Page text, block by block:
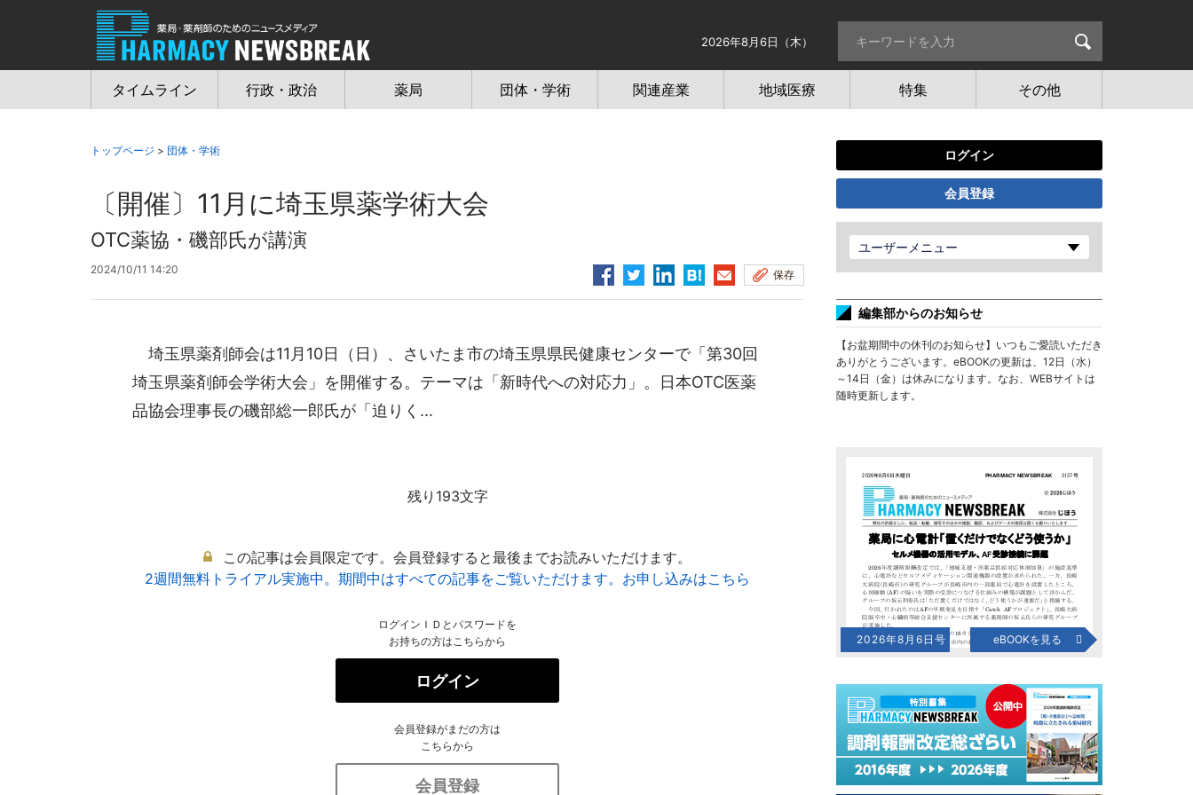
2026年8月6日（木）
タイムライン 行政・政治 薬局 団体・学術 関連産業 地域医療 特集 その他
トップページ > 団体・学術
〔開催〕11月に埼玉県薬学術大会
OTC薬協・磯部氏が講演
2024/10/11 14:20 保存
埼玉県薬剤師会は11月10日（日）、さいたま市の埼玉県県民健康センターで「第30回
埼玉県薬剤師会学術大会」を開催する。テーマは「新時代への対応力」。日本OTC医薬
品協会理事長の磯部総一郎氏が「迫りく...
残り193文字
この記事は会員限定です。会員登録すると最後までお読みいただけます。
2週間無料トライアル実施中。期間中はすべての記事をご覧いただけます。お申し込みはこちら
ログインＩＤとパスワードを
お持ちの方はこちらから
ログイン
会員登録がまだの方は
こちらから
会員登録
ログイン
会員登録
ユーザーメニュー
編集部からのお知らせ
【お盆期間中の休刊のお知らせ】いつもご愛読いただき
ありがとうございます。eBOOKの更新は、12日（水）
～14日（金）は休みになります。なお、WEBサイトは
随時更新します。
2026年8月6日号 eBOOKを見る